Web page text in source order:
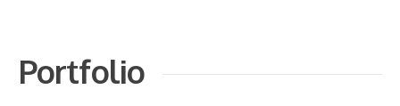
Portfolio